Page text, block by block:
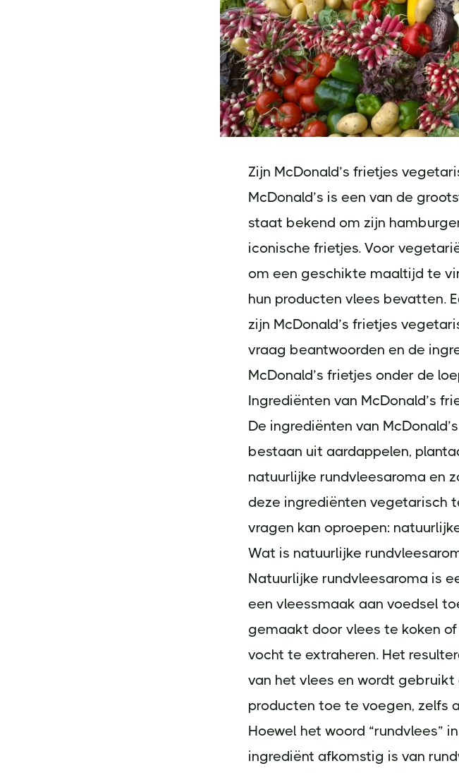
Zijn McDonald’s frietjes
McDonald’s is een van de
staat bekend om zijn
iconische frietjes. Voor
om een geschikte maaltijd te
hun producten vlees bevatten.
zijn McDonald’s frietjes
vraag beantwoorden en de
McDonald’s frietjes onder de
Ingrediënten van McDonald’s
De ingrediënten van
bestaan uit aardappelen,
natuurlijke rundvleesaroma en
deze ingrediënten vegetarisch
vragen kan oproepen:
Wat is natuurlijke
Natuurlijke rundvleesaroma is
een vleessmaak aan voedsel
gemaakt door vlees te koken
vocht te extraheren. Het
van het vlees en wordt
producten toe te voegen, zelfs
Hoewel het woord “rundvlees”
ingrediënt afkomstig is van